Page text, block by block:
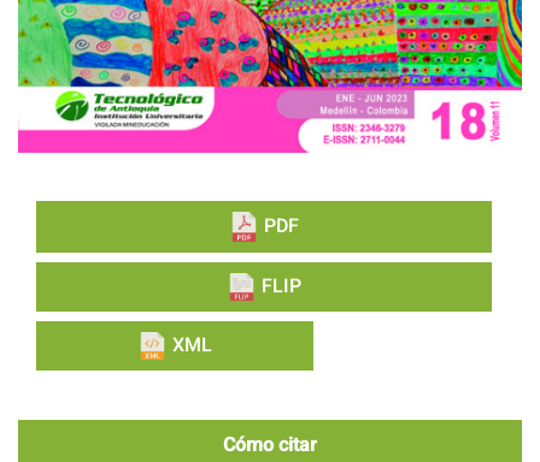
PDF
FLIP
XML
Cómo citar